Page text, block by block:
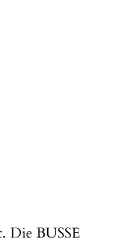
Die BUSSE